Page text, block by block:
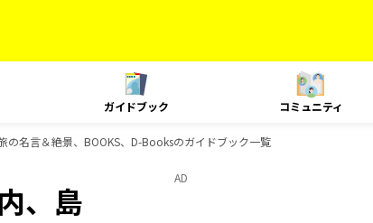
ガイドブック コミュニティ
名言＆絶景、BOOKS、D-Booksのガイドブック一覧
、島
AD